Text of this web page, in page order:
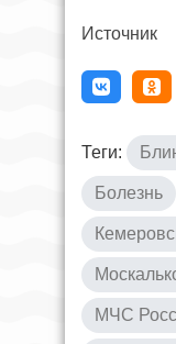
Источник
Теги:
Болезнь
МЧС